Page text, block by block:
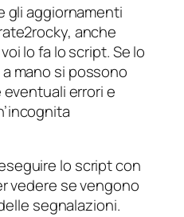
gli aggiornamenti
anche
lo fa lo script. Se lo
mano si possono
errori e
lo script con
vedere se vengono
segnalazioni.